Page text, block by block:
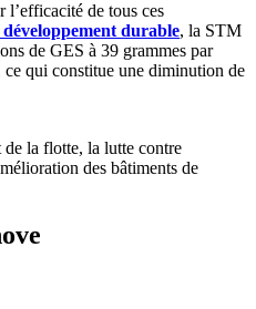
l’efficacité de tous ces
durable, la STM
de GES à 39 grammes par
ce qui constitue une diminution de
de la flotte, la lutte contre
des bâtiments de